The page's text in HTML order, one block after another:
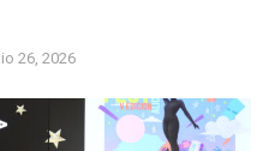
26, 2026